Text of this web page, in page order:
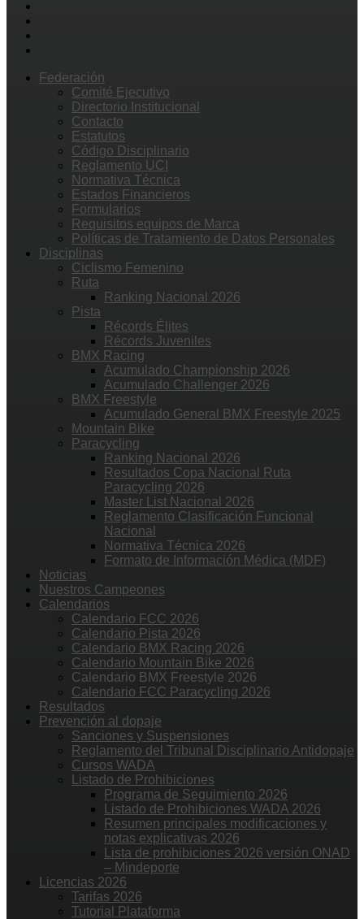
Federación
Comité Ejecutivo
Directorio Institucional
Contacto
Estatutos
Código Disciplinario
Reglamento UCI
Normativa Técnica
Estados Financieros
Formularios
Requisitos equipos de Marca
Políticas de Tratamiento de Datos Personales
Disciplinas
Ciclismo Femenino
Ruta
Ranking Nacional 2026
Pista
Récords Élites
Récords Juveniles
BMX Racing
Acumulado Championship 2026
Acumulado Challenger 2026
BMX Freestyle
Acumulado General BMX Freestyle 2025
Mountain Bike
Paracycling
Ranking Nacional 2026
Resultados Copa Nacional Ruta
Paracycling 2026
Master List Nacional 2026
Reglamento Clasificación Funcional
Nacional
Normativa Técnica 2026
Formato de Información Médica (MDF)
Noticias
Nuestros Campeones
Calendarios
Calendario FCC 2026
Calendario Pista 2026
Calendario BMX Racing 2026
Calendario Mountain Bike 2026
Calendario BMX Freestyle 2026
Calendario FCC Paracycling 2026
Resultados
Prevención al dopaje
Sanciones y Suspensiones
Reglamento del Tribunal Disciplinario Antidopaje
Cursos WADA
Listado de Prohibiciones
Programa de Seguimiento 2026
Listado de Prohibiciones WADA 2026
Resumen principales modificaciones y
notas explicativas 2026
Lista de prohibiciones 2026 versión ONAD
– Mindeporte
Licencias 2026
Tarifas 2026
Tutorial Plataforma